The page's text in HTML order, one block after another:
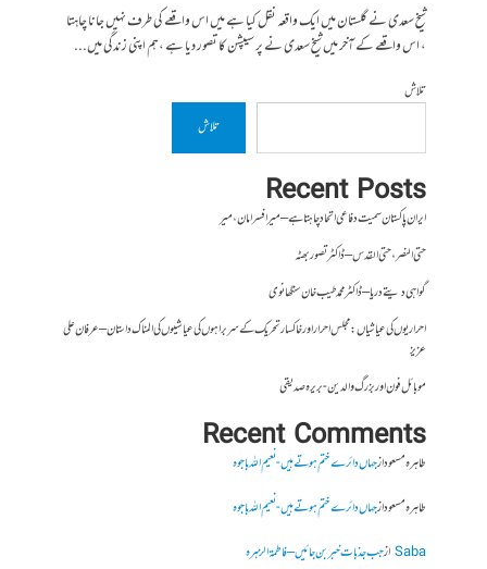
شیخ سعدی نے گلستان میں ایک واقعہ نقل کیا ہے میں اس واقعے کی طرف نہیں جانا چاہتا
، اس واقعے کے آخر میں شیخ سعدی نے پر سیپشن کا تصور دیا ہے ،ہم اپنی زندگی میں...
تلاش
تلاش
Recent Posts
ایران پاکستان سمیت دفاعی اتحاد چاہتا ہے – میر افسر امان،میر
حتی النصر ، حتی القدس – ڈاکٹر تصور بھٹہ
گواہی دیتے دریا – ڈاکٹر محمد طیب خان سنگھانوی
احراریوں کی عیاشیاں : مجلس احرار اور خاکسار تحریک کے سربراہوں کی عیاشیوں کی المناک داستان – عرفان علی
عزیز
موبائل فون اور بزرگ والدین- بریرہ صدیقی
Recent Comments
طاہرہ مسعودازجہاں دائرے ختم ہوتے ہیں- نعیم اللہ باجوہ
طاہرہ مسعودازجہاں دائرے ختم ہوتے ہیں- نعیم اللہ باجوہ
Sabaازجب جذبات خبر بن جائیں – فاطمۃالزہرہ